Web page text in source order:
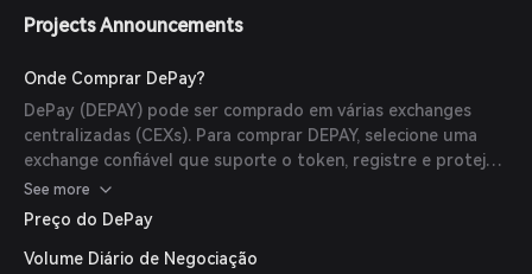
Projects Announcements
Onde Comprar DePay?
DePay (DEPAY) pode ser comprado em várias exchanges
centralizadas (CEXs). Para comprar DEPAY, selecione uma
exchange confiável que suporte o token, registre e proteja
sua conta, complete a verificação KYC e vincule um método
de pagamento. (
See more
Preço do DePay
Volume Diário de Negociação